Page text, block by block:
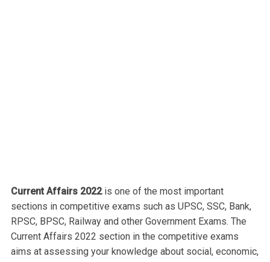
Current Affairs 2022is one of the most important
sections in competitive exams such as UPSC, SSC, Bank,
RPSC, BPSC, Railway and other Government Exams. The
Current Affairs 2022 section in the competitive exams
aims at assessing your knowledge about social, economic,